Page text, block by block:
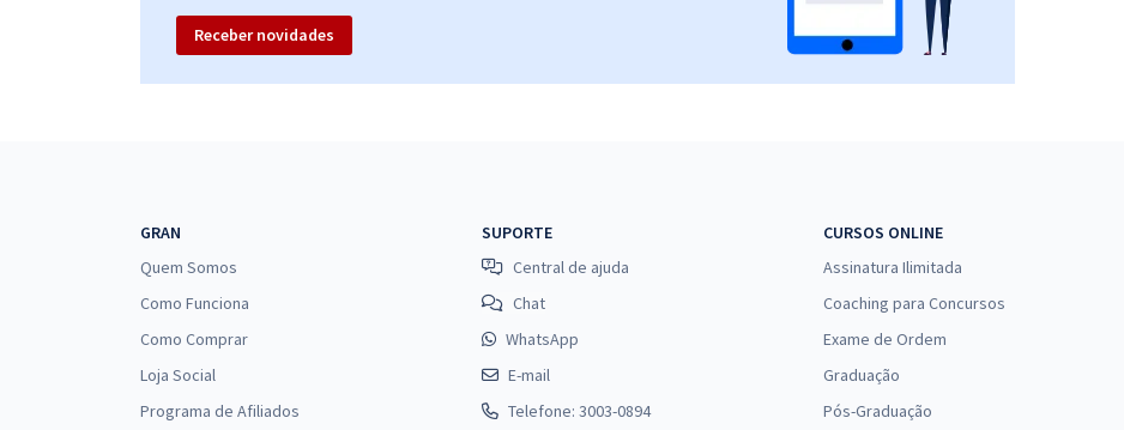
Receber novidades
GRAN
Quem Somos
Como Funciona
Como Comprar
Loja Social
Programa de Afiliados
SUPORTE
Central de ajuda
Chat
WhatsApp
E-mail
Telefone: 3003-0894
CURSOS ONLINE
Assinatura Ilimitada
Coaching para Concursos
Exame de Ordem
Graduação
Pós-Graduação